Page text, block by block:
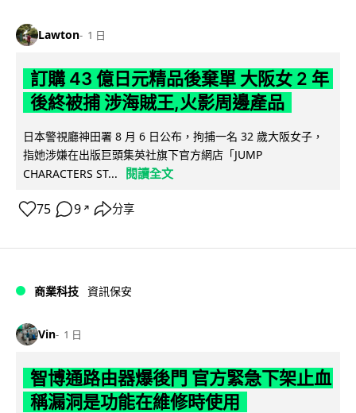
Lawton 1 日
訂購 43 億日元精品後棄單 大阪女 2 年
後終被捕 涉海賊王,火影周邊產品
日本警視廳神田署 8 月 6 日公布，拘捕一名 32 歲大阪女子，
指她涉嫌在出版巨頭集英社旗下官方網店「JUMP
CHARACTERS ST...
閱讀全文
75 9 ↗ 分享
商業科技 資訊保安
Vin 1 日
智博通路由器爆後門 官方緊急下架止血
稱漏洞是功能在維修時使用